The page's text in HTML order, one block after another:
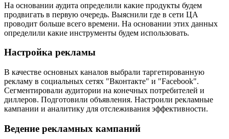
На основании аудита определили какие продукты будем
продвигать в первую очередь. Выяснили где в сети ЦА
проводит больше всего времени. На основании этих данных
определили какие инструменты будем использовать.
Настройка рекламы
В качестве основных каналов выбрали таргетированную
рекламу в социальных сетях "Вконтакте" и "Facebook".
Сегментировали аудитории на конечных потребителей и
диллеров. Подготовили объявления. Настроили рекламные
кампании и аналитику для отслеживания эффективности.
Ведение рекламных кампаний